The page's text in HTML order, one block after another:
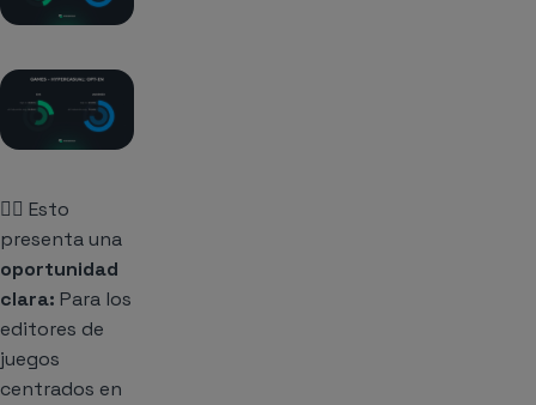
👉🏻 Esto
presenta una
oportunidad
clara: Para los
editores de
juegos
centrados en